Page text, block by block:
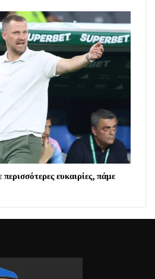
ευκαιρίες, πάμε